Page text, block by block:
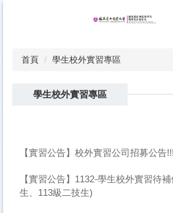
首頁 學生校外實習專區
學生校外實習專區
【實習公告】校外實習公司招募公告
【實習公告】1132-學生校外實習待
生、113級二技生)